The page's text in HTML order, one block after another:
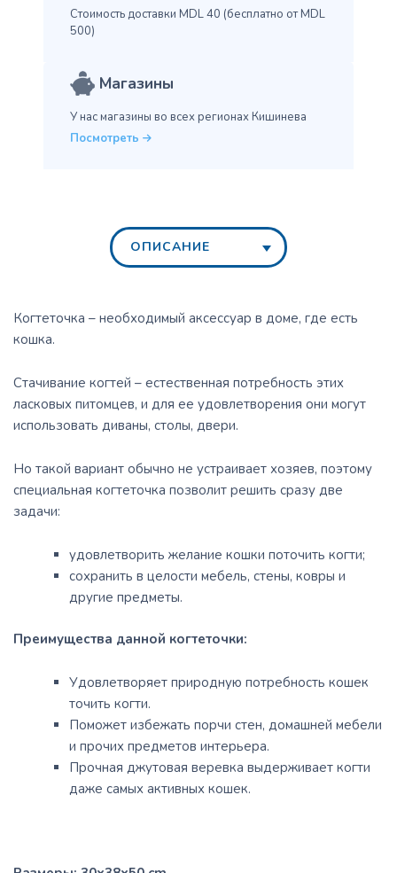
Стоимость доставки MDL 40 (бесплатно от MDL
500)
Магазины
У нас магазины во всех регионах Кишинева
Посмотреть
ОПИСАНИЕ
Когтеточка – необходимый аксессуар в доме, где есть
кошка.
Стачивание когтей – естественная потребность этих
ласковых питомцев, и для ее удовлетворения они могут
использовать диваны, столы, двери.
Но такой вариант обычно не устраивает хозяев, поэтому
специальная когтеточка позволит решить сразу две
задачи:
удовлетворить желание кошки поточить когти;
сохранить в целости мебель, стены, ковры и
другие предметы.
Преимущества данной когтеточки:
Удовлетворяет природную потребность кошек
точить когти.
Поможет избежать порчи стен, домашней мебели
и прочих предметов интерьера.
Прочная джутовая веревка выдерживает когти
даже самых активных кошек.